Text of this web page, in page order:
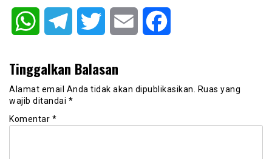
WhatsAppTelegram Twitter Email
Tinggalkan Balasan
Alamat email Anda tidak akan dipublikasikan.
Ruas yang
wajib ditandai *
Komentar *